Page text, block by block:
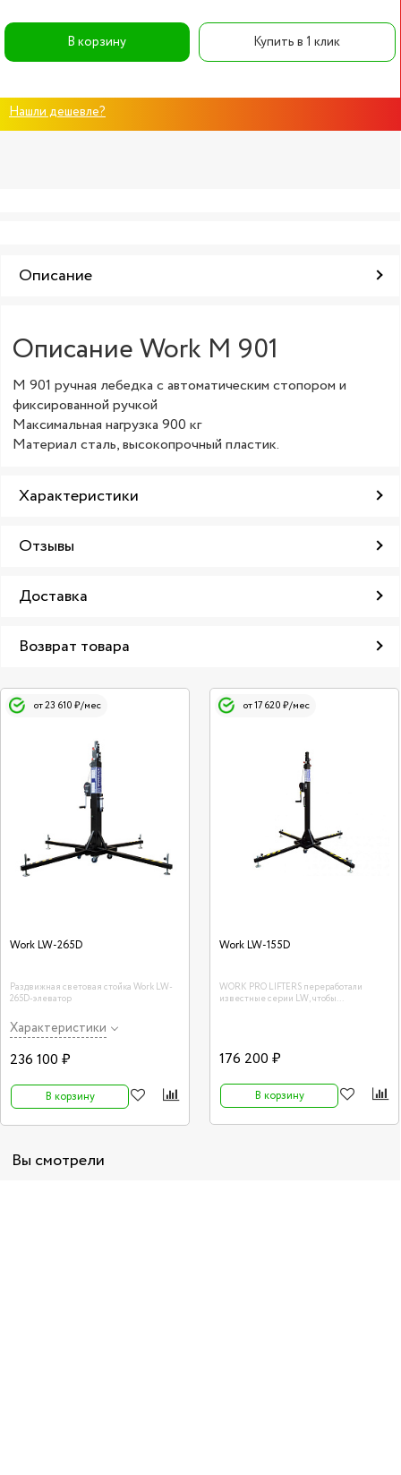
В корзину Купить в 1 клик
Нашли дешевле?
Описание
Описание Work M 901
M 901 ручная лебедка с автоматическим стопором и
фиксированной ручкой
Максимальная нагрузка 900 кг
Материал сталь, высокопрочный пластик.
Характеристики
Отзывы
Доставка
Возврат товара
от 23 610 ₽/мес
Work LW-265D
Раздвижная световая стойка Work LW-
265D-элеватор
Характеристики
236 100 ₽
В корзину
от 17 620 ₽/мес
Work LW-155D
WORK PRO LIFTERS переработали
известные серии LW, чтобы
176 200 ₽
В корзину
Вы смотрели